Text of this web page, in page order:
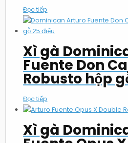
Đọc tiếp
Xì gà
Fuente Don
Robusto hộp
Đọc tiếp
Xì gà